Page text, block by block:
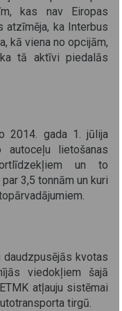
kas nav Eiropas
atzīmēja, ka Interbus
kā viena no opcijām,
tā aktīvi piedalās
2014. gada 1. jūlija
lietošanas
un to
3,5 tonnām un kuri
daudzpusējās kvotas
viedokļiem šajā
atļauju sistēmai
tirgū.